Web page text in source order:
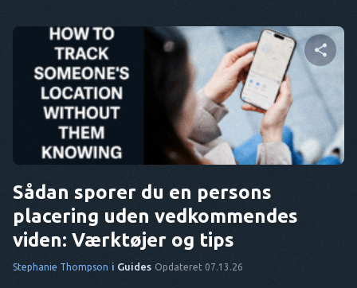
Del denne artikel
Twitter Facebook Kopier link
Sådan sporer du en persons
placering uden vedkommendes
viden: Værktøjer og tips
Stephanie Thompson i Guides Opdateret 07.13.26